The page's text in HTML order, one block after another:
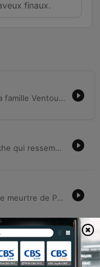
finaux.
Cet épisode retrace l'attaque violente de la famille Ventoux par deux hommes armés, un crime qui a coûté la vie au patriarche Paul Ventoux et entraîné le vol d'un coffre-fort. Malgré une enquête complexe marquée par des pistes anonymes, la résolution du mystère est liée à l'identification de Charles Zielinski. La traque de Zielinski s'est achevée dans le sang, débutant par l'assassinat du chef Lacaze lors d'une interpellation et se terminant par une prise d'otage. Après avoir menacé une enfant, le criminel a succombé à ses blessures, avouant ses crimes avec un cynisme total.
Milton Denkel découvre un avis de recherche qui ressemble étrangement au sien, réalisant qu'il s'agit de son cousin Gérard, un criminel recherché. Après avoir perdu son emploi au motel, Milton décide de partir pour Stamford avec un revolver afin de retrouver son ancien amour, Milti Davis. Dans un bar sordide, Milton est confronté à une femme qui le prend pour Gérard et lui révèle que son identité semble avoir été effacée par une mise en scène macabre. Face à la disparition de son propre nom, Milton décide de quitter les lieux pour entamer une nouvelle vie.
Le commandant Judd Walker enquête sur le meurtre de Peter Russell, un vieil homme retrouvé assassiné dans son bungalow. Après avoir découvert une empreinte de chaussure et confronté les héritiers, Judd utilise une manipulation de l'heure d'une pendule pour briser l'alibi de Duane Fischer. Lors d'un interrogatoire tendu, le sergent Judd démontre que le mécanisme de sonnerie a trahi la tentative de falsification du suspect. Acculé par les preuves matérielles et la faille technique, Fischer finit par avouer avoir étranglé son oncle lors d'une dispute.